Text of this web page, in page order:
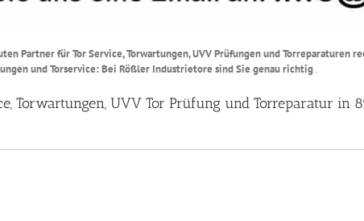
Partner für Tor Service, Torwartungen, UVV Prüfungen und Torreparaturen
und Torservice: Bei Rößler Industrietore sind Sie genau richtig.
Torwartungen, UVV Tor Prüfung und Torreparatur in